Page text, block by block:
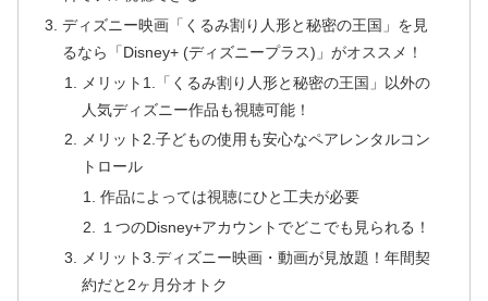
ディズニー映画「くるみ割り人形と秘密の王国」を見
るなら「Disney+ (ディズニープラス)」がオススメ！
メリット1.「くるみ割り人形と秘密の王国」以外の
人気ディズニー作品も視聴可能！
メリット2.子どもの使用も安心なペアレンタルコン
トロール
作品によっては視聴にひと工夫が必要
１つのDisney+アカウントでどこでも見られる！
メリット3.ディズニー映画・動画が見放題！年間契
約だと2ヶ月分オトク